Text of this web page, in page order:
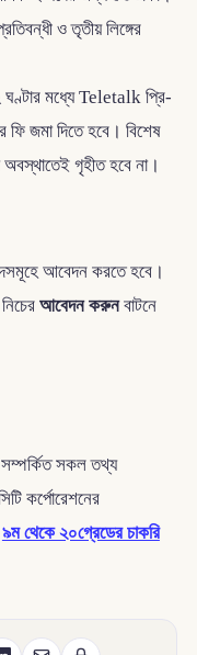
ও তৃতীয় লিঙ্গের
মধ্যে Teletalk প্রি-
ফি জমা দিতে হবে। বিশেষ
গৃহীত হবে না।
আবেদন করতে হবে।
আবেদন করুনবাটনে
সম্পর্কিত সকল তথ্য
কর্পোরেশনের
৯ম থেকে ২০গ্রেডের চাকরি